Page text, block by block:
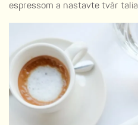
espressom a nastavte tvár